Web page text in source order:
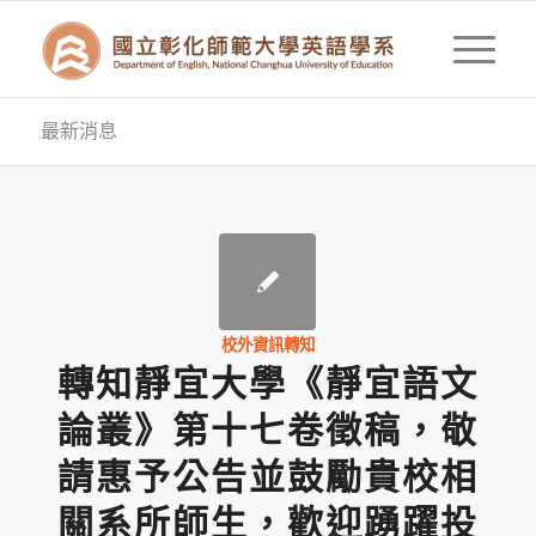
最新消息
校外資訊轉知
轉知靜宜大學《靜宜語文
論叢》第十七卷徵稿，敬
請惠予公告並鼓勵貴校相
關系所師生，歡迎踴躍投